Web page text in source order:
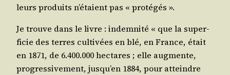
leurs pro­duits n’étaient pas « protégés ».
Je trouve dans le livre : indem­ni­té « que la super­
fi­cie des terres culti­vées en blé, en France, était
en 1871, de 6.400.000 hec­tares ; elle aug­mente,
pro­gres­si­ve­ment, jusqu’en 1884, pour atteindre